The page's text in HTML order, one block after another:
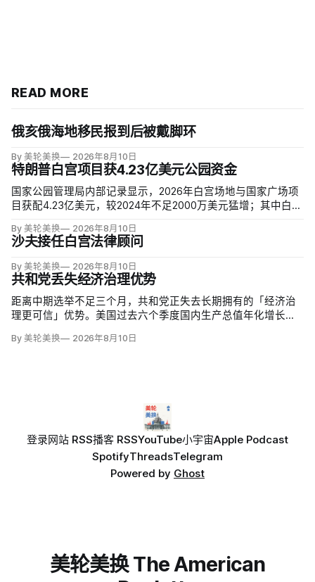
READ MORE
俄亥俄海地移民报到后被戴脚环
By 美轮美换 2026年8月10日
特朗普白宫项目获4.23亿美元公园资金
国家公园管理局内部记录显示，2026年白宫场地与国家广场项
目获配4.23亿美元，较2024年不足2000万美元猛增；其中白宫
谷等数十座公园资金下降，白宫与国家广场的额度甚至超过九
处知名公园总和。
By 美轮美换 2026年8月10日
沙夫接任白宫法律顾问
By 美轮美换 2026年8月10日
共和党丢失经济治理优势
距离中期选举不足三个月，共和党正失去长期拥有的「经济治
理更可信」优势。美国过去六个季度国内生产总值年化增长
3.5%，恰好吞掉同期工资涨幅；约四分之三受访者仍认为经济
By 美轮美换 2026年8月10日
登录网站 RSS播客 RSSYouTube小宇宙Apple Podcast
SpotifyThreadsTelegram
Powered by Ghost
美轮美换 The American